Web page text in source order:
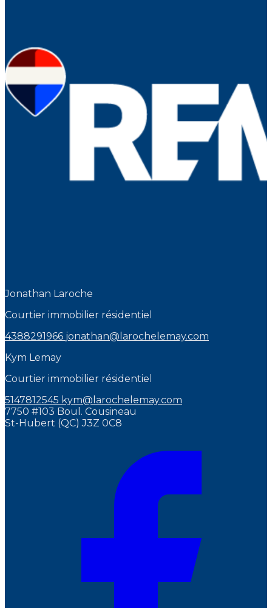
Jonathan Laroche
Courtier immobilier résidentiel
4388291966 jonathan@larochelemay.com
Kym Lemay
Courtier immobilier résidentiel
5147812545 kym@larochelemay.com
7750 #103 Boul. Cousineau
St-Hubert (QC) J3Z 0C8